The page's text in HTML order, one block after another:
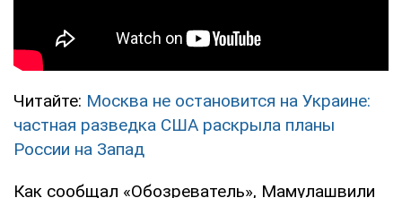
Читайте: Москва не остановится на Украине:
частная разведка США раскрыла планы
России на Запад
Как сообщал «Обозреватель», Мамулашвили